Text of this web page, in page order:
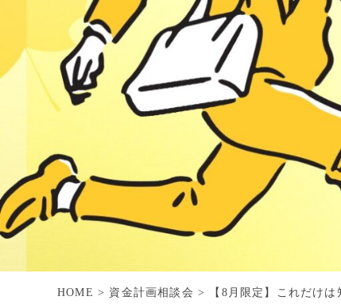
HOME > 資金計画相談会 > 【8月限定】これだけ